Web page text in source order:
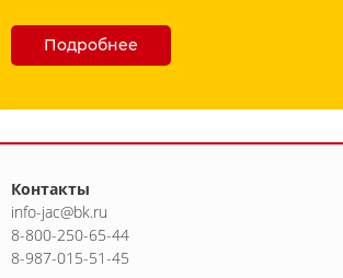
Подробнее
Контакты
info-jac@bk.ru
8-800-250-65-44
8-987-015-51-45